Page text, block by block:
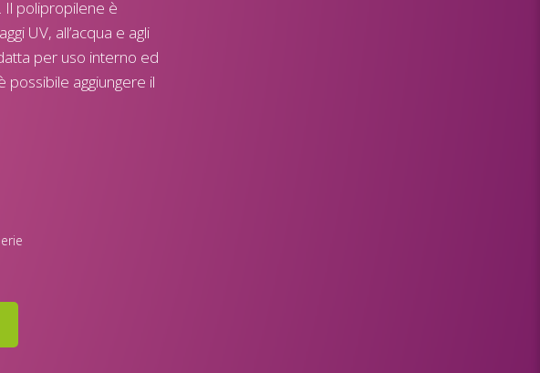
Il polipropilene è
UV, all’acqua e agli
per uso interno ed
possibile aggiungere il